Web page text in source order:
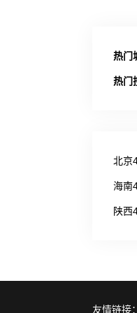
热门
热门
北京
海南
陕西
友情链接：